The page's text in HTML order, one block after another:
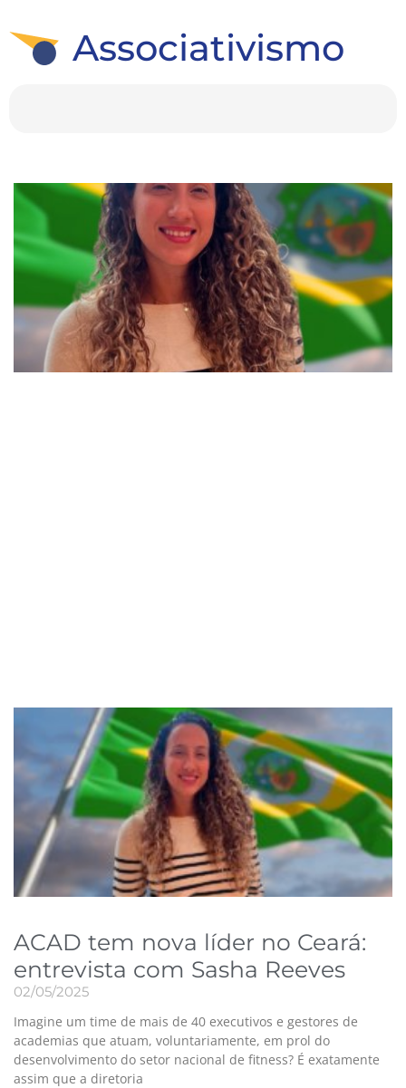
Associativismo
ACAD tem nova líder no Ceará:
entrevista com Sasha Reeves
02/05/2025
Imagine um time de mais de 40 executivos e gestores de
academias que atuam, voluntariamente, em prol do
desenvolvimento do setor nacional de fitness? É exatamente
assim que a diretoria